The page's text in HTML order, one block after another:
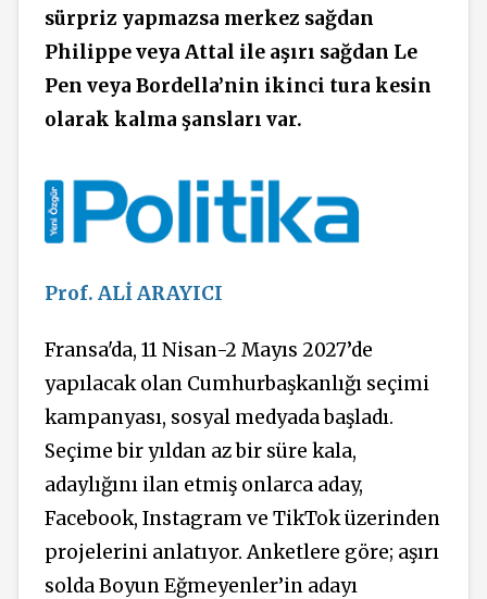
sürpriz yapmazsa merkez sağdan
Philippe veya Attal ile aşırı sağdan Le
Pen veya Bordella’nin ikinci tura kesin
olarak kalma şansları var.
Prof. ALİ ARAYICI
Fransa'da, 11 Nisan-2 Mayıs 2027’de
yapılacak olan Cumhurbaşkanlığı seçimi
kampanyası, sosyal medyada başladı.
Seçime bir yıldan az bir süre kala,
adaylığını ilan etmiş onlarca aday,
Facebook, Instagram ve TikTok üzerinden
projelerini anlatıyor. Anketlere göre; aşırı
solda Boyun Eğmeyenler’in adayı